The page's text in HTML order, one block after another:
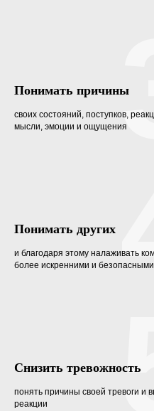
Понимать причины
своих состояний, поступков,
мысли, эмоции и ощущения
Понимать других
и благодаря этому налаживать
более искренними и безопасными
Снизить тревожность
понять причины своей тревоги и
реакции